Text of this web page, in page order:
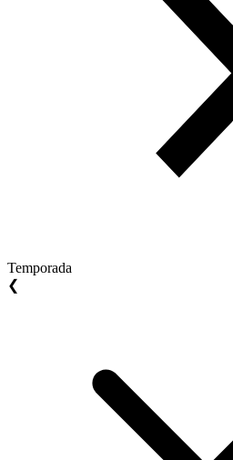
Temporada
❮